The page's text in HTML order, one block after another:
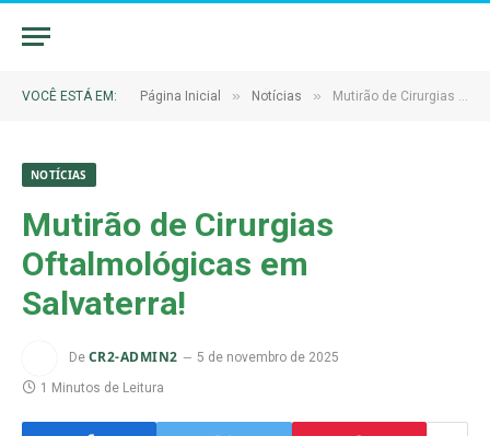
VOCÊ ESTÁ EM: Página Inicial » Notícias » Mutirão de Cirurgias Oftalmológicas em Salvaterra!
NOTÍCIAS
Mutirão de Cirurgias
Oftalmológicas em
Salvaterra!
De CR2-ADMIN2
5 de novembro de 2025
1 Minutos de Leitura